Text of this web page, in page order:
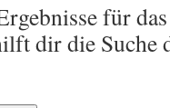
für
dir die Suche